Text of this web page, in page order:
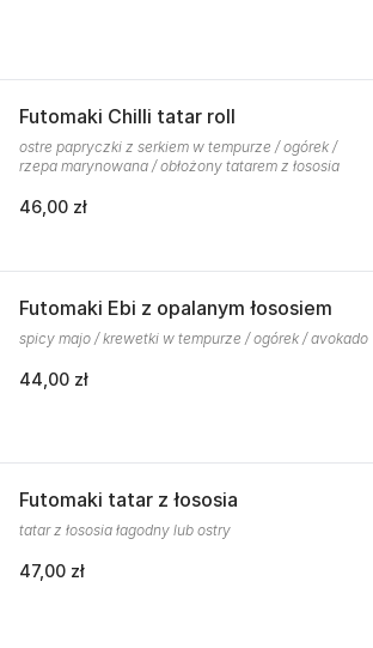
Futomaki Chilli tatar roll
ostre papryczki z serkiem w tempurze / ogórek /
rzepa marynowana / obłożony tatarem z łososia
46,00 zł
Futomaki Ebi z opalanym łososiem
spicy majo / krewetki w tempurze / ogórek / avokado
44,00 zł
Futomaki tatar z łososia
tatar z łososia łagodny lub ostry
47,00 zł